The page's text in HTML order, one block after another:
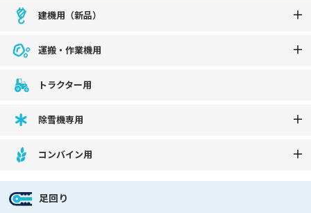
建機用（新品）
運搬・作業機用
トラクター用
除雪機専用
コンバイン用
足回り